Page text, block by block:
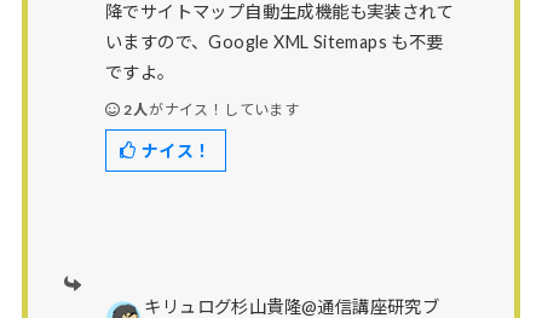
降でサイトマップ自動生成機能も実装されて
いますので、Google XML Sitemaps も不要
ですよ。
2人がナイス！しています
ナイス！
キリュログ杉山貴隆@通信講座研究ブ